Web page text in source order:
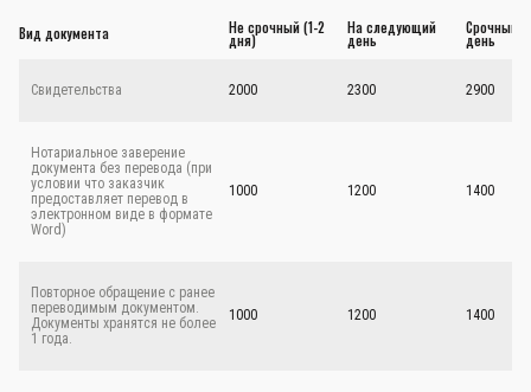
Вид документа Не срочный (1-2
дня)
На следующий
день
Срочный -
день
Свидетельства 2000 2300 2900
Нотариальное заверение
документа без перевода (при
условии что заказчик
предоставляет перевод в
электронном виде в формате
Word)
1000 1200 1400
Повторное обращение с ранее
переводимым документом.
Документы хранятся не более
1 года.
1000 1200 1400